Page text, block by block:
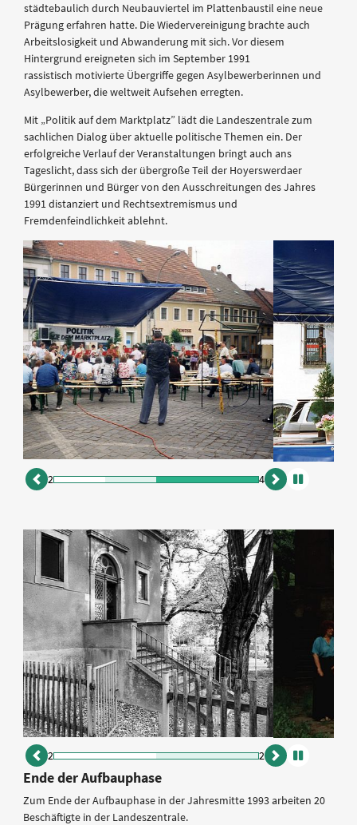
städtebaulich durch Neubauviertel im Plattenbaustil eine neue
Prägung erfahren hatte. Die Wiedervereinigung brachte auch
Arbeitslosigkeit und Abwanderung mit sich. Vor diesem
Hintergrund ereigneten sich im September 1991
rassistisch motivierte Übergriffe gegen Asylbewerberinnen und
Asylbewerber, die weltweit Aufsehen erregten.
Mit „Politik auf dem Marktplatz” lädt die Landeszentrale zum
sachlichen Dialog über aktuelle politische Themen ein. Der
erfolgreiche Verlauf der Veranstaltungen bringt auch ans
Tageslicht, dass sich der übergroße Teil der Hoyerswerdaer
Bürgerinnen und Bürger von den Ausschreitungen des Jahres
1991 distanziert und Rechtsextremismus und
Fremdenfeindlichkeit ablehnt.
zurück
2 4 vor
zurück
2 2 vor
Ende der Aufbauphase
Zum Ende der Aufbauphase in der Jahresmitte 1993 arbeiten 20
Beschäftigte in der Landeszentrale.